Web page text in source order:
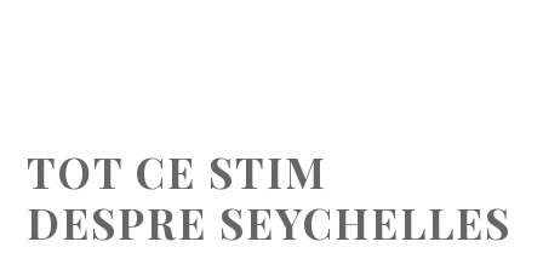
TOT CE STIM
DESPRE SEYCHELLES